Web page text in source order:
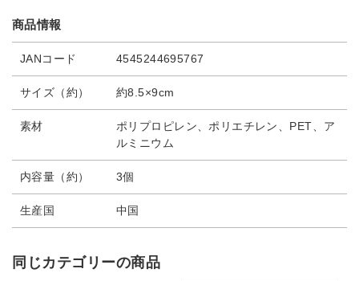
商品情報
JANコード 4545244695767
サイズ（約） 約8.5×9cm
素材
ポリプロピレン、ポリエチレン、PET、ア
ルミニウム
内容量（約） 3個
生産国 中国
同じカテゴリーの商品